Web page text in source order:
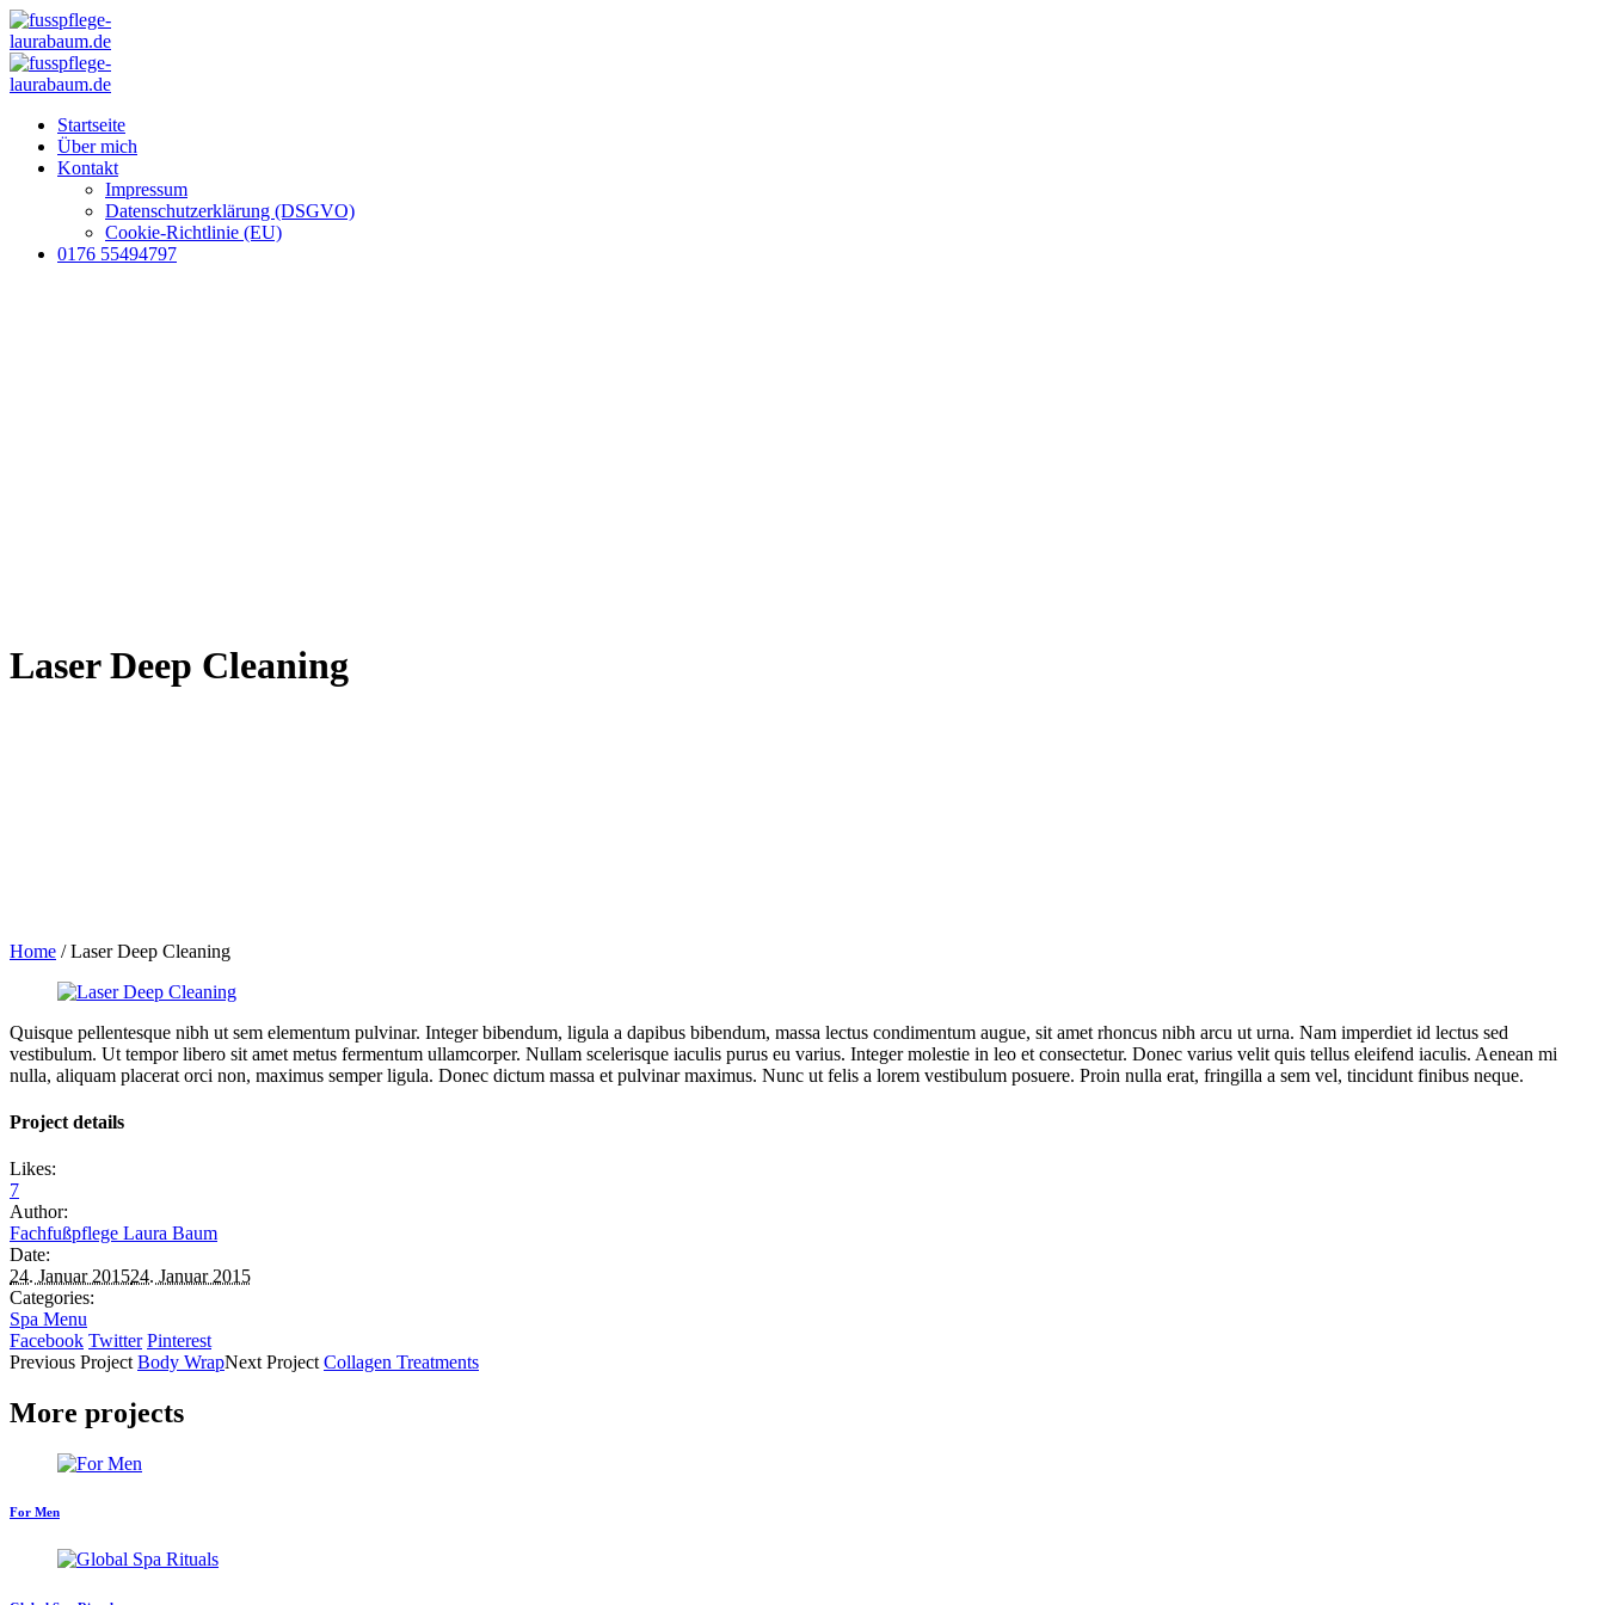
Startseite
Über mich
Kontakt
Impressum
Datenschutzerklärung (DSGVO)
Cookie-Richtlinie (EU)
0176 55494797
Laser Deep Cleaning
Home /Laser Deep Cleaning
Quisque pellentesque nibh ut sem elementum pulvinar. Integer bibendum, ligula a dapibus bibendum, massa lectus condimentum augue, sit amet rhoncus nibh arcu ut urna. Nam imperdiet id lectus sed
vestibulum. Ut tempor libero sit amet metus fermentum ullamcorper. Nullam scelerisque iaculis purus eu varius. Integer molestie in leo et consectetur. Donec varius velit quis tellus eleifend iaculis. Aenean mi
nulla, aliquam placerat orci non, maximus semper ligula. Donec dictum massa et pulvinar maximus. Nunc ut felis a lorem vestibulum posuere. Proin nulla erat, fringilla a sem vel, tincidunt finibus neque.
Project details
Likes:
7
Author:
Fachfußpflege Laura Baum
Date:
24. Januar 201524. Januar 2015
Categories:
Spa Menu
Facebook Twitter Pinterest
Previous ProjectBody WrapNextProjectCollagen Treatments
More projects
For Men